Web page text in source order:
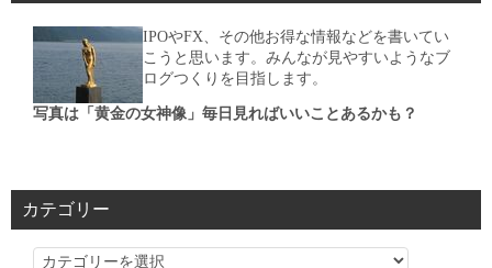
IPOやFX、その他お得な情報などを書いてい
こうと思います。みんなが見やすいようなブ
ログつくりを目指します。
写真は「黄金の女神像」毎日見ればいいことあるかも？
カテゴリー
カ